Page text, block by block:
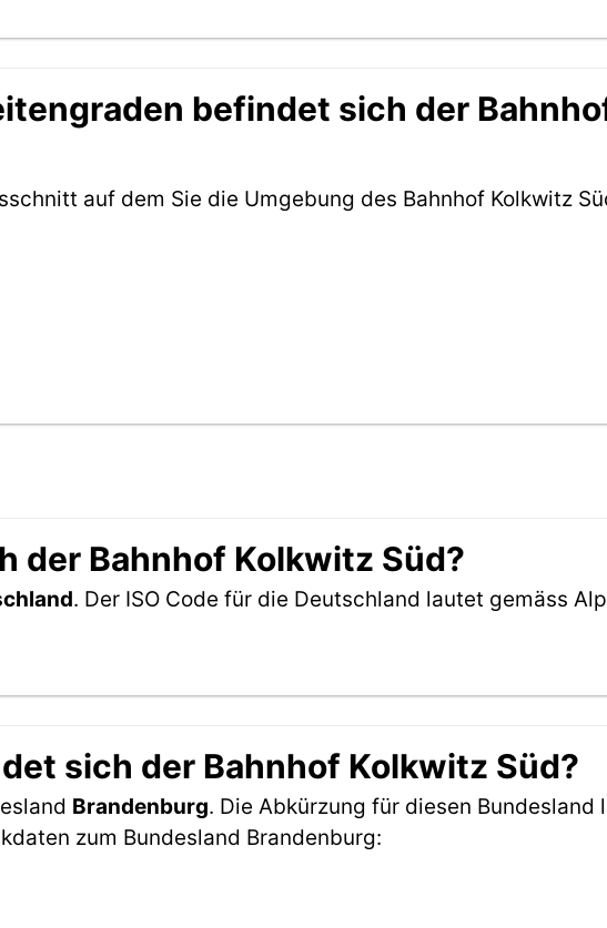
befindet sich der
auf dem Sie die Umgebung des Bahnhof Kolkwitz
der Bahnhof Kolkwitz Süd?
. Der ISO Code für die Deutschland lautet gemäss
sich der Bahnhof Kolkwitz Süd?
Brandenburg. Die Abkürzung für diesen
zum Bundesland Brandenburg: